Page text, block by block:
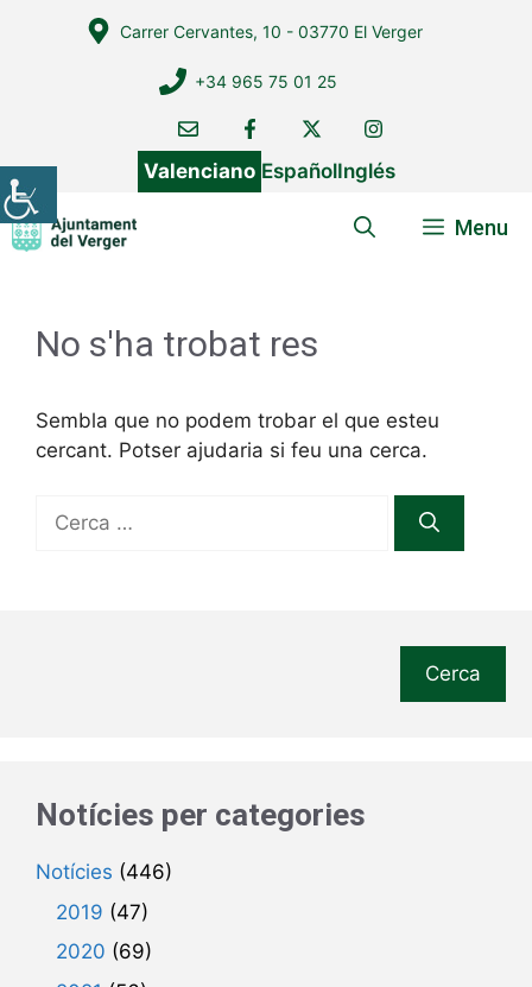
Carrer Cervantes, 10 - 03770 El Verger
+34 965 75 01 25
Valenciano EspañolInglés
Menu
No s'ha trobat res
Sembla que no podem trobar el que esteu
cercant. Potser ajudaria si feu una cerca.
Cerca:
Cerca
Notícies per categories
Notícies (446)
2019 (47)
2020 (69)